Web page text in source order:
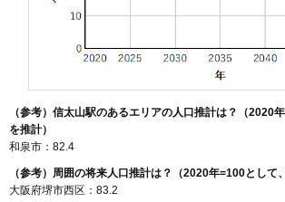
（参考）信太山駅のあるエリアの人口推計は？（2020
を推計）
和泉市：82.4
（参考）周囲の将来人口推計は？（2020年=100として
大阪府堺市西区：83.2